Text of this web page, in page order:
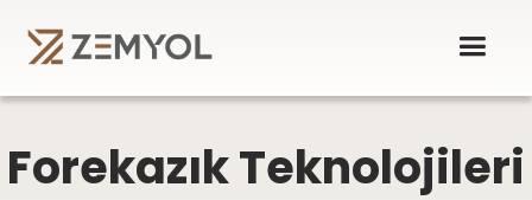
Forekazık Teknolojileri